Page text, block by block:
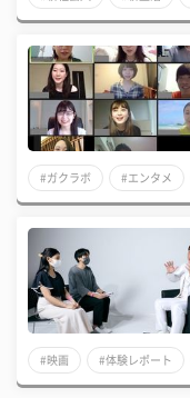
#ガクラボ #エンタメ
#映画 #体験レポート